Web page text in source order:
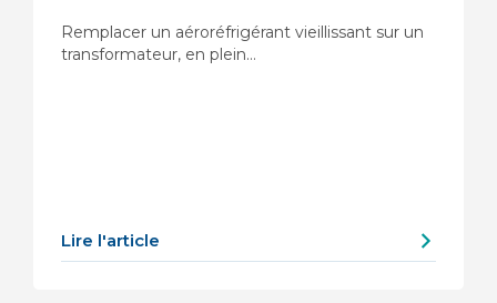
Remplacer un aéroréfrigérant vieillissant sur un
transformateur, en plein…
Lire l'article